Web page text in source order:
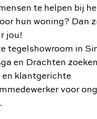
te helpen bij
hun woning? Dan
jou!
tegelshowroom in
en Drachten
en klantgerichte
voor